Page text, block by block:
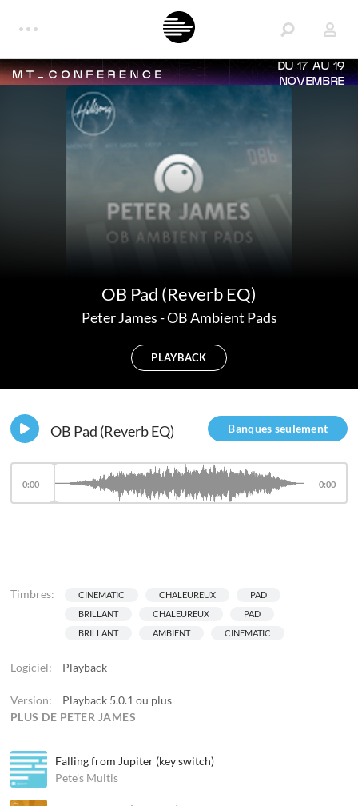
DU 17 AU 19
NOVEMBRE
OB Pad (Reverb EQ)
Peter James-OB Ambient Pads
PLAYBACK
Timbres: CINEMATIC CHALEUREUX
PAD
BRILLANT
CHALEUREUX
PAD
BRILLANT
AMBIENT CINEMATIC
Logiciel: Playback
Version:
Playback 5.0.1 ou plus
PLUS DE PETER JAMES
Falling from Jupiter (key switch)
Pete's Multis
Banques seulement
OB Pad (Reverb EQ)
0:00 0:00